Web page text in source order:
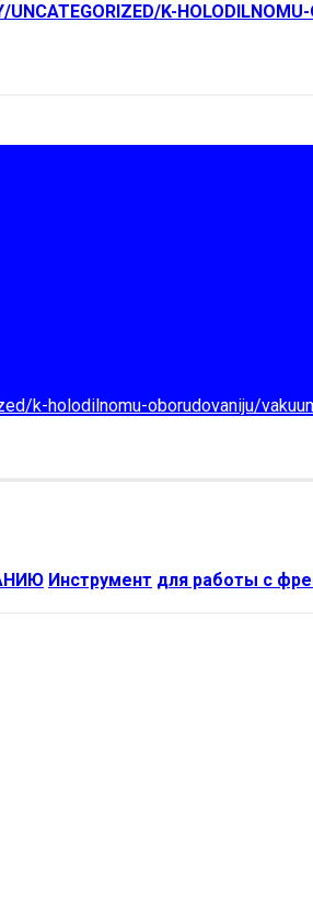
K-
k-holodilnomu-oborudovaniju/
Инструмент для работы с